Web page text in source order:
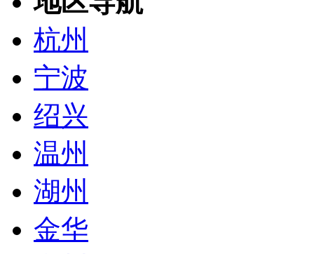
杭州
宁波
绍兴
温州
湖州
金华